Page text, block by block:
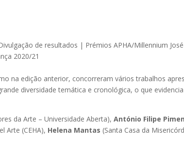
na edição anterior, concorreram vários trabalhos
diversidade temática e cronológica, o que
da Arte – Universidade Aberta),António Filipe
Arte (CEHA), Helena Mantas (Santa Casa da